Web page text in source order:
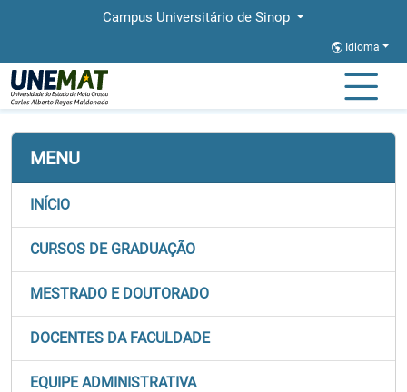
Campus Universitário de Sinop
Idioma
Página Inicial
MENU
INÍCIO
CURSOS DE GRADUAÇÃO
MESTRADO E DOUTORADO
DOCENTES DA FACULDADE
EQUIPE ADMINISTRATIVA